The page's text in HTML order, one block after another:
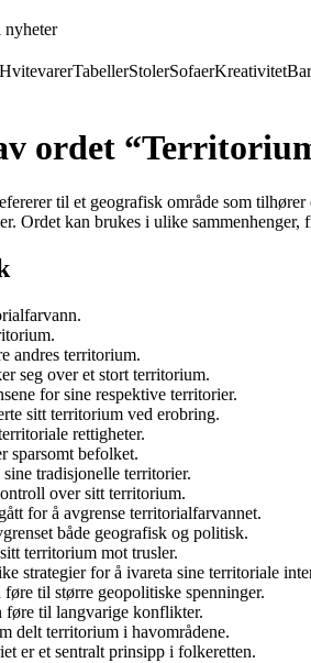
HvitevarerTabellerStolerSofaerKreativitet
ordet
til et geografisk område som
Ordet kan brukes i ulike
andres territorium.
seg over et stort territorium.
for sine respektive territorier.
sitt territorium ved erobring.
rettigheter.
sparsomt befolket.
tradisjonelle territorier.
over sitt territorium.
for å avgrense territorialfarvannet.
både geografisk og politisk.
territorium mot trusler.
strategier for å ivareta sine territoriale
til større geopolitiske spenninger.
føre til langvarige konflikter.
delt territorium i havområdene.
er et sentralt prinsipp i folkeretten.